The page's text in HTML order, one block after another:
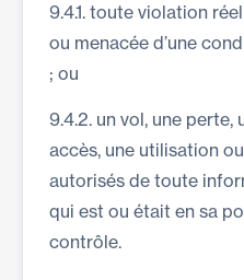
9.4.1. toute violation
ou menacée d’une
; ou
9.4.2. un vol, une perte,
accès, une utilisation
autorisés de toute
qui est ou était en sa
contrôle.